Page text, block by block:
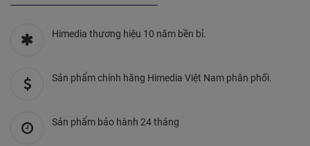
Himedia thương hiệu 10 năm bền bỉ.
Sản phẩm chính hãng Himedia Việt Nam phân phối.
Sản phẩm bảo hành 24 tháng